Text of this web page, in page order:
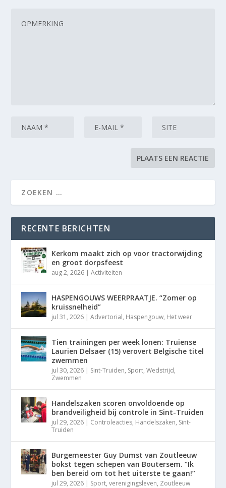
RECENTE BERICHTEN
Kerkom maakt zich op voor tractorwijding
en groot dorpsfeest
aug 2, 2026 |Activiteiten
HASPENGOUWS WEERPRAATJE. “Zomer op
kruissnelheid”
jul 31, 2026 |Advertorial, Haspengouw, Het weer
Tien trainingen per week lonen: Truiense
Laurien Delsaer (15) verovert Belgische titel
zwemmen
jul 30, 2026 | Sint-Truiden, Sport,Wedstrijd,
Zwemmen
Handelszaken scoren onvoldoende op
brandveiligheid bij controle in Sint-Truiden
jul 29, 2026 | Controleacties, Handelszaken, Sint-
Truiden
Burgemeester Guy Dumst van Zoutleeuw
bokst tegen schepen van Boutersem. “Ik
ben bereid om tot het uiterste te gaan!”
jul 29, 2026 | Sport,verenigingsleven, Zoutleeuw